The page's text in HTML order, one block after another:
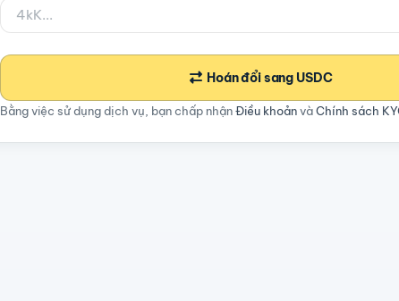
Hoán đổi sang USDC
Bằng việc sử dụng dịch vụ, bạn chấp nhậnĐiều khoảnvàChính sách